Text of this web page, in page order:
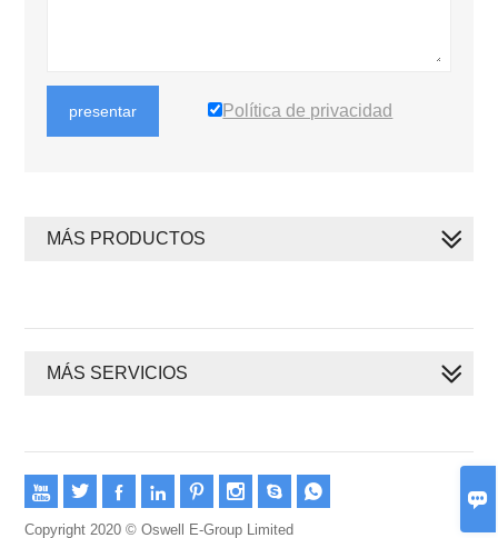

presentar Política de privacidad
MÁS PRODUCTOS
MÁS SERVICIOS
       
Copyright 2020 © Oswell E-Group Limited